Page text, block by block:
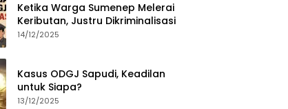
Ketika Warga Sumenep Melerai
Keributan, Justru Dikriminalisasi
14/12/2025
Kasus ODGJ Sapudi, Keadilan
untuk Siapa?
13/12/2025